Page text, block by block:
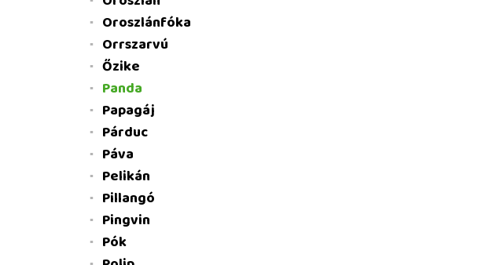
Oroszlánfóka
Orrszarvú
Őzike
Panda
Papagáj
Párduc
Páva
Pelikán
Pillangó
Pingvin
Pók